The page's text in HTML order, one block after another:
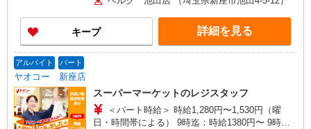
時給1440円 17時〜22時 時給1590円（一律夜間
手当含む） ※22時以降 基本時給より25％UP ★
評価制度で時給UP！ ★パートは日・祝日は更に
時給100円UP！ 上記時間帯は募集時間ではありま
キープ 詳細を見る
アルバイト パート
ヤオコー 新座店
スーパーマーケットのレジスタッフ
＜パート時給＞ 時給1,280円〜1,530円（曜
日・時間帯による） 9時迄：時給1380円〜 9時以